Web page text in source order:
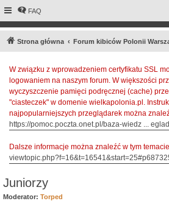
FAQ
Strona główna Forum kibiców Polonii
W związku z wprowadzeniem certyfikatu SSL
logowaniem na naszym forum. W większości
wyczyszczenie pamięci podręcznej (cache)
"ciasteczek" w domenie wielkapolonia.pl.
najpopularniejszych przeglądarek można
https://pomoc.poczta.onet.pl/baza-wiedz ...
Dalsze informacje można znaleźć w tym
Juniorzy
Moderator: Torped